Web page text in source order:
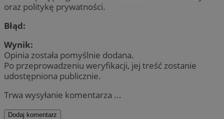
oraz politykę prywatności.
Błąd:
Wynik:
Opinia została pomyślnie dodana.
Po przeprowadzeniu weryfikacji, jej treść zostanie
udostępniona publicznie.
Trwa wysyłanie komentarza ...
Dodaj komentarz